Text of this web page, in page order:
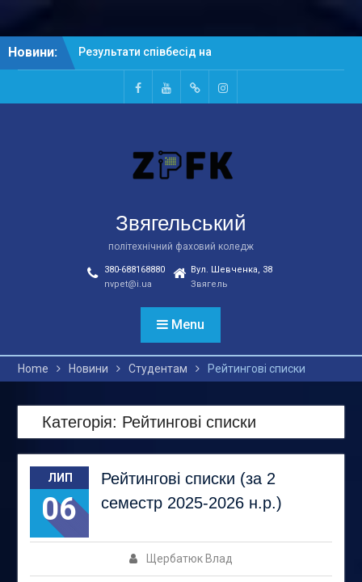
to
Новини:
Результати співбесід на
основі БСО
Рейтингові списки
абітурієнтів на основі
основі ПЗСО
FacebookYoutubeTelegtamInstagram
Звягельський
політехнічний фаховий коледж
380-688168880
nvpet@i.ua
Вул. Шевченка, 38
Звягель
Menu
Home Новини Студентам Рейтингові списки
Категорія: Рейтингові списки
ЛИП
06
Рейтингові списки (за 2
семестр 2025-2026 н.р.)
Щербатюк Влад